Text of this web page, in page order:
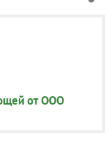
от ООО